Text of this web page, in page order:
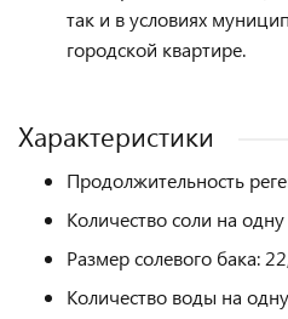
так и в условиях
городской квартире.
Характеристики
Продолжительность
Количество соли на
Размер солевого бака:
Количество воды на